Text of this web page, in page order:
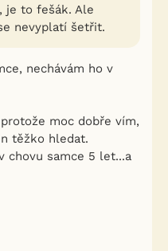
je to fešák. Ale
nevyplatí šetřit.
nechávám ho v
moc dobře vím,
těžko hledat.
chovu samce 5 let...a